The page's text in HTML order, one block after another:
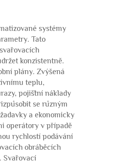
systémy
Tato
konzistentně.
plány. Zvýšená
teplu,
pojišťní náklady
se různým
a ekonomicky
operátory v případě
rychlostí podávání
obráběcích
Svařovací